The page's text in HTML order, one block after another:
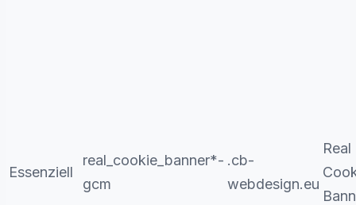
Essenziell
real_cookie_banner*-
gcm
.cb-
webdesign.eu
Real